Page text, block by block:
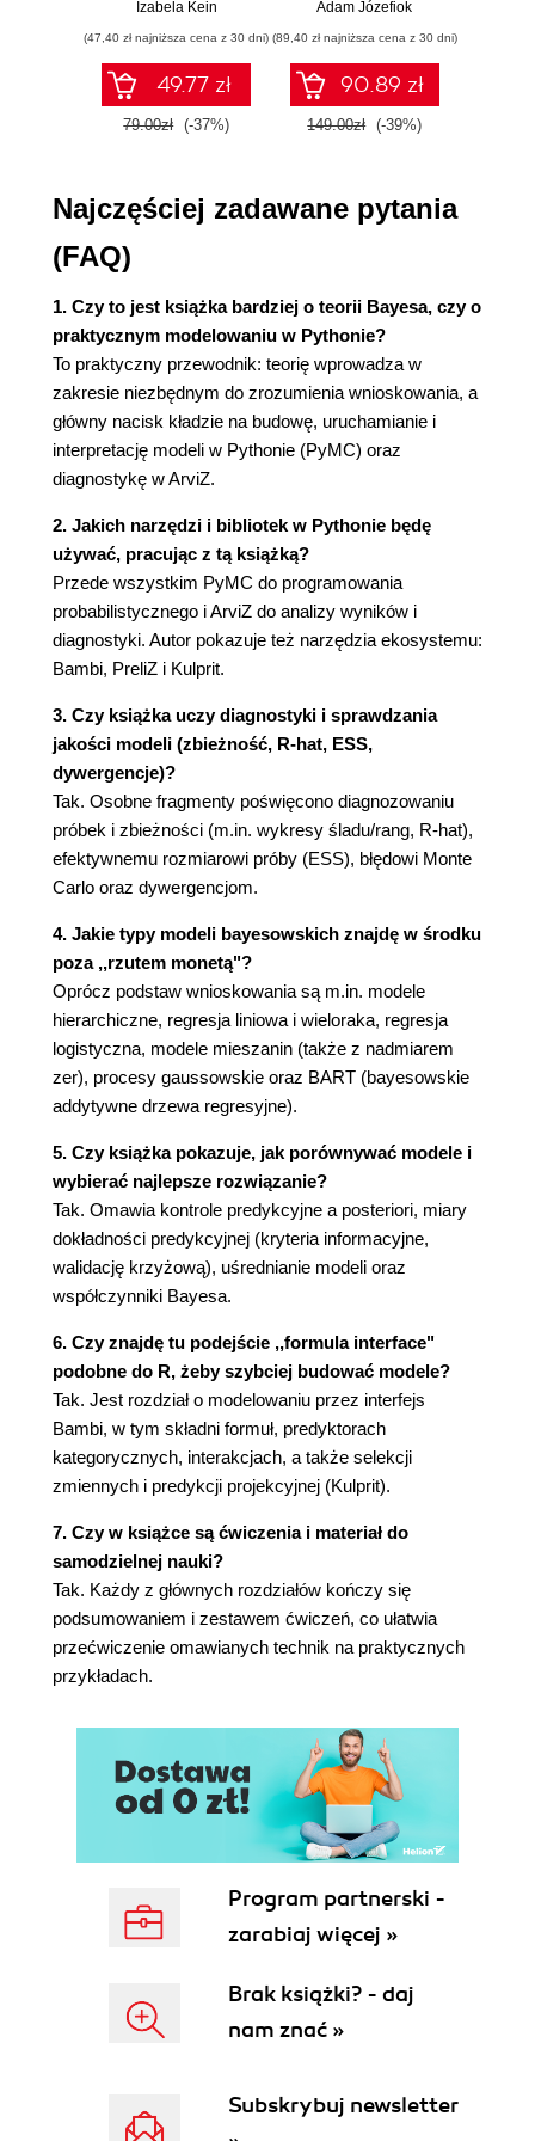
Wpływ rozkładu a priori
Sposób wyboru rozkładów a priori
Informowanie o wynikach analizy bayesowskiej
Notacja modeli i wizualizacja
Podsumowanie rozkładu a posteriori
Rozdział 2. Programowanie probabilistyczne
Programowanie probabilistyczne
PyMC
Podsumowanie rozkładu a posteriori
Decyzje oparte na rozkładzie a posteriori
Stosunek gęstości Savage'a-Dickeya
Przedział praktycznej równoważności
Funkcje straty
Rozkłady gaussowskie na każdym poziomie
Wnioskowanie gaussowskie
Kontrole predykcyjne rozkładu a posteriori
Odporne wnioskowanie
Stopnie normalności
Wersja odporna modelu normalnego
Kontener InferenceData
Zbiór danych tips
Współczynnik d Cohena
Prawdopodobieństwo przewagi
Analiza różnic średnich w rozkładzie a
posteriori
Podsumowanie
Ćwiczenia
Rozdział 3. Modele hierarchiczne
Udostępnianie informacji i rozkładów a priori
Przesunięcia hierarchiczne
Jakość wody
Kurczenie
Hierarchie na każdym poziomie
Podsumowanie
Rozdział 4. Modelowanie za pomocą linii
Prosta regresja liniowa
Rowery w ujęciu liniowym
Interpretacja średniej rozkładu a posteriori
Interpretacja predykcji z rozkładu a posteriori
Liczenie rowerów
Regresja odporna
Regresja logistyczna
Model logistyczny
Klasyfikacja z użyciem regresji logistycznej
Interpretacja współczynników regresji
logistycznej
Wariancja zmiennej
Hierarchiczna regresja liniowa
Modele hierarchiczne scentrowane i
niescentrowane
Wieloraka regresja liniowa
Ćwiczenia
Rozdział 5. Porównywanie modeli
Kontrole predykcyjne a posteriori
Równowaga między prostotą a dokładnością
Wiele parametrów może prowadzić do
Zbyt mała liczba parametrów prowadzi do
niedopasowania
Kryteria informacyjne
Walidacja krzyżowa
Uśrednianie modeli
Izabela Kein
(47,40 zł najniższa cena z 30 dni)
49.77 zł
79.00zł (-37%)
Adam Józefiok
(89,40 zł najniższa cena z 30 dni)
90.89 zł
149.00zł (-39%)
Najczęściej zadawane pytania
(FAQ)
1. Czy to jest książka bardziej o teorii Bayesa, czy o
praktycznym modelowaniu w Pythonie?
To praktyczny przewodnik: teorię wprowadza w
zakresie niezbędnym do zrozumienia wnioskowania, a
główny nacisk kładzie na budowę, uruchamianie i
interpretację modeli w Pythonie (PyMC) oraz
diagnostykę w ArviZ.
2. Jakich narzędzi i bibliotek w Pythonie będę
używać, pracując z tą książką?
Przede wszystkim PyMC do programowania
probabilistycznego i ArviZ do analizy wyników i
diagnostyki. Autor pokazuje też narzędzia ekosystemu:
Bambi, PreliZ i Kulprit.
3. Czy książka uczy diagnostyki i sprawdzania
jakości modeli (zbieżność, R-hat, ESS,
dywergencje)?
Tak. Osobne fragmenty poświęcono diagnozowaniu
próbek i zbieżności (m.in. wykresy śladu/rang, R-hat),
efektywnemu rozmiarowi próby (ESS), błędowi Monte
Carlo oraz dywergencjom.
4. Jakie typy modeli bayesowskich znajdę w środku
poza ,,rzutem monetą"?
Oprócz podstaw wnioskowania są m.in. modele
hierarchiczne, regresja liniowa i wieloraka, regresja
logistyczna, modele mieszanin (także z nadmiarem
zer), procesy gaussowskie oraz BART (bayesowskie
addytywne drzewa regresyjne).
5. Czy książka pokazuje, jak porównywać modele i
wybierać najlepsze rozwiązanie?
Tak. Omawia kontrole predykcyjne a posteriori, miary
dokładności predykcyjnej (kryteria informacyjne,
walidację krzyżową), uśrednianie modeli oraz
współczynniki Bayesa.
6. Czy znajdę tu podejście ,,formula interface"
podobne do R, żeby szybciej budować modele?
Tak. Jest rozdział o modelowaniu przez interfejs
Bambi, w tym składni formuł, predyktorach
kategorycznych, interakcjach, a także selekcji
zmiennych i predykcji projekcyjnej (Kulprit).
7. Czy w książce są ćwiczenia i materiał do
samodzielnej nauki?
Tak. Każdy z głównych rozdziałów kończy się
podsumowaniem i zestawem ćwiczeń, co ułatwia
przećwiczenie omawianych technik na praktycznych
przykładach.
Program partnerski -
zarabiaj więcej »
Brak książki? - daj
nam znać »
Subskrybuj newsletter